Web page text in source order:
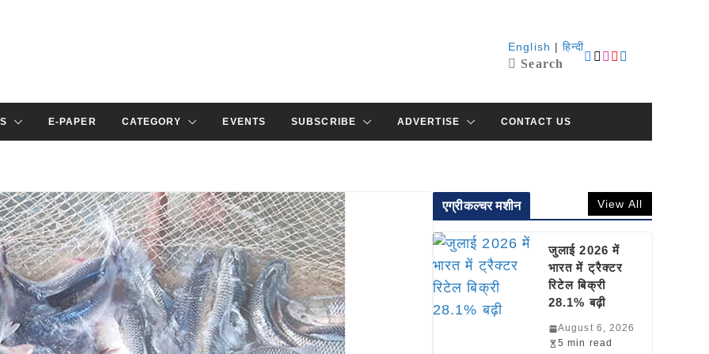
English | हिन्दी
Search
E-PAPER CATEGORY EVENTS SUBSCRIBE ADVERTISE CONTACT US
एग्रीकल्चर मशीन View All
जुलाई 2026 में
भारत में ट्रैक्टर
रिटेल बिक्री
28.1% बढ़ी
August 6, 2026
5 min read